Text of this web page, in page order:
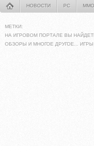
НОВОСТИ PC
МЕТКИ:
НА ИГРОВОМ ПОРТАЛЕ ВЫ
ОБЗОРЫ И МНОГОЕ ДРУГОЕ...